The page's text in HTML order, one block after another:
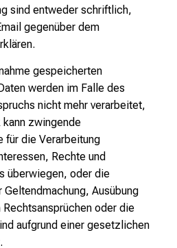
sind entweder schriftlich,
gegenüber dem
gespeicherten
werden im Falle des
nicht mehr verarbeitet,
zwingende
für die Verarbeitung
Rechte und
überwiegen, oder die
Ausübung
oder die
aufgrund einer gesetzlichen